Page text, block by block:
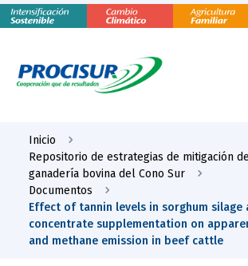
Inicio
Repositorio de estrategias de mitigación
ganadería bovina del Cono Sur
Documentos
Effect of tannin levels in sorghum silage
concentrate supplementation on
and methane emission in beef cattle